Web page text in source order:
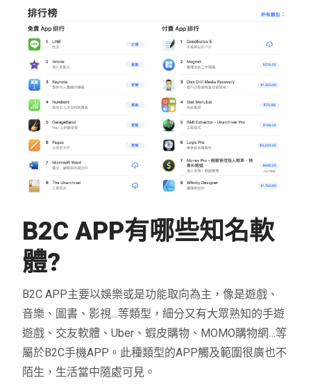
B2C APP有哪些知名軟
體?
B2C APP主要以娛樂或是功能取向為主，像是遊戲、
音樂、圖書、影視…等類型，細分又有大眾熟知的手遊
遊戲、交友軟體、Uber、蝦皮購物、MOMO購物網…等
屬於B2C手機APP。此種類型的APP觸及範圍很廣也不
陌生，生活當中隨處可見。